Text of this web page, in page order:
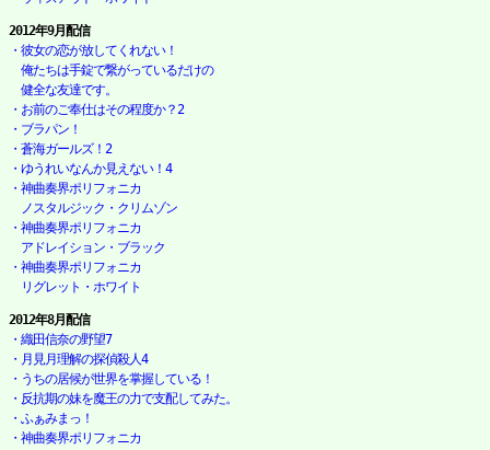
2012年9月配信
・彼女の恋が放してくれない！
俺たちは手錠で繋がっているだけの
健全な友達です。
・お前のご奉仕はその程度か？2
・ブラパン！
・蒼海ガールズ！2
・ゆうれいなんか見えない！4
・神曲奏界ポリフォニカ
ノスタルジック・クリムゾン
・神曲奏界ポリフォニカ
アドレイション・ブラック
・神曲奏界ポリフォニカ
リグレット・ホワイト
2012年8月配信
・織田信奈の野望7
・月見月理解の探偵殺人4
・うちの居候が世界を掌握している！
・反抗期の妹を魔王の力で支配してみた。
・ふぁみまっ！
・神曲奏界ポリフォニカ